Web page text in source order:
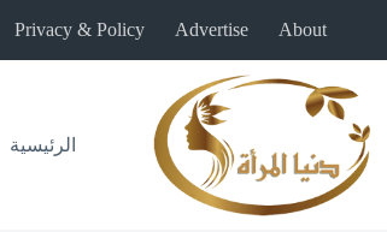
المحتوى
About
Advertise
Privacy & Policy
الرئيسية